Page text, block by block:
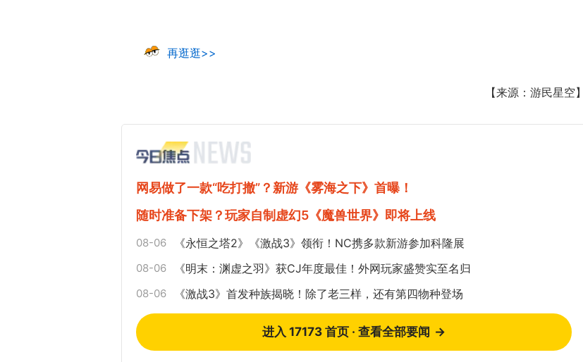
再逛逛>>
【来源：游民星空】
网易做了一款“吃打撤”？新游《雾海之下》首曝！
随时准备下架？玩家自制虚幻5《魔兽世界》即将上线
08-06 《永恒之塔2》《激战3》领衔！NC携多款新游参加科隆展
08-06 《明末：渊虚之羽》获CJ年度最佳！外网玩家盛赞实至名归
08-06 《激战3》首发种族揭晓！除了老三样，还有第四物种登场
进入 17173 首页 · 查看全部要闻 →